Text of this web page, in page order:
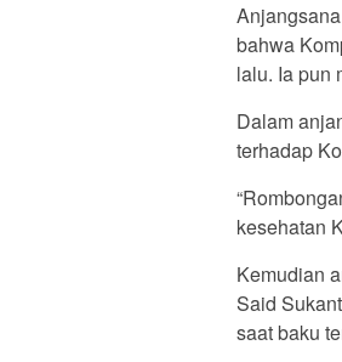
bahwa
lalu. Ia pun
Dalam
terhadap
kesehatan
Kemudian
Said
saat baku